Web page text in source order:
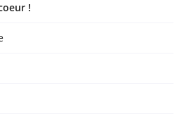
à recevoir nos propositions commerciales à
!